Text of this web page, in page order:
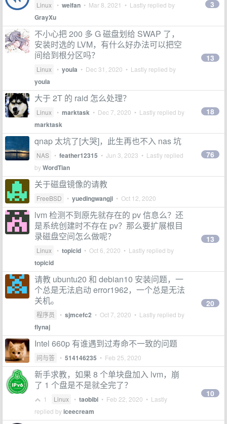
Linux • weifan • Mar 8, 2021 • Lastly replied by
GrayXu
3
不小心把 200 多 G 磁盘划给 SWAP 了，
安装时选的 LVM，有什么好办法可以把空
间给到根分区吗？
Linux • youla • Dec 31, 2020 • Lastly replied by
youla
13
大于 2T 的 raid 怎么处理？
Linux • marktask • Dec 7, 2020 • Lastly replied by
marktask
18
qnap 太坑了[大哭]，此生再也不入 nas 坑
NAS • feather12315 • Jun 3, 2023 • Lastly replied
byWordTian
76
关于磁盘镜像的请教
FreeBSD • yuedingwangji • Oct 12, 2020
lvm 检测不到原先就存在的 pv 信息么？还
是系统创建时不存在 pv？那么要扩展根目
录磁盘空间怎么做呢？
Linux • topicid • Oct 6, 2020 • Lastly replied by
topicid
13
请教 ubuntu20 和 debian10 安装问题，一
个总是无法启动 error1962，一个总是无法
关机。
程序员 • sjmcefc2 • Oct 7, 2020 • Lastly replied by
flynaj
20
Intel 660p 有谁遇到过寿命不一致的问题
问与答 • 514146235 • Feb 25, 2020
新手求教，如果 8 个单块盘加入 lvm，崩
了 1 个盘是不是就全完了？
1 Linux • taobibi • Feb 22, 2020 • Lastly
replied byiceecream
10